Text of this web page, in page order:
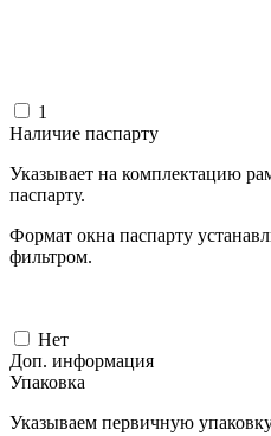
1
Наличие паспарту
Указывает на комплектацию
паспарту.
Формат окна паспарту
фильтром.
Нет
Доп. информация
Упаковка
Указываем первичную